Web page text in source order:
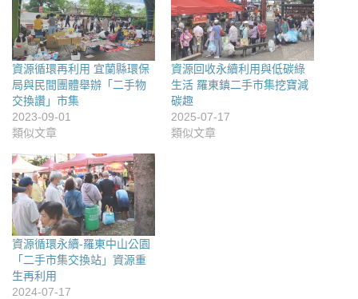
資源循環再利用 宜蘭縣環保
局與民間團體舉辦「二手物
交換讚」市集
2023-09-01
類似文章
資源回收永續利用與低碳綠
生活 羅東鎮二手巿集挖寶減
碳趣
2025-07-17
類似文章
資源循環永續-羅東中山公園
「二手市集交換站」資源重
生再利用
2024-07-17